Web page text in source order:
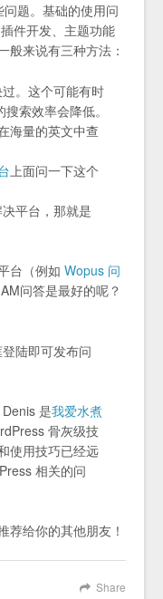
题。基础的使用问
件开发、主题功能
般来说有三种方法：
。这个可能有时
索效率会降低。
海量的英文中查
上面问一下这个
平台，那就是
台（例如 Wopus 问
问答是最好的呢？
陆即可发布问
是我爱水煮
骨灰级技
使用技巧已经远
相关的问
荐给你的其他朋友！
Share